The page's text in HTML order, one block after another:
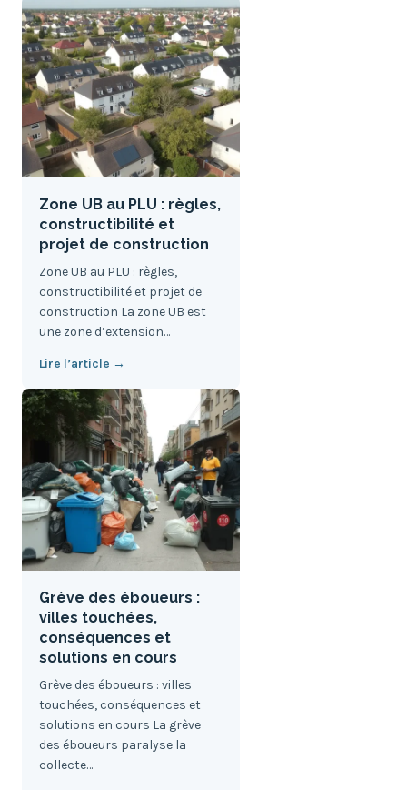
Zone UB au PLU : règles,
constructibilité et
projet de construction
Zone UB au PLU : règles,
constructibilité et projet de
construction La zone UB est
une zone d’extension…
Lire l’article →
Grève des éboueurs :
villes touchées,
conséquences et
solutions en cours
Grève des éboueurs : villes
touchées, conséquences et
solutions en cours La grève
des éboueurs paralyse la
collecte…